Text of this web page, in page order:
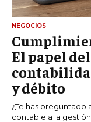
NEGOCIOS
El papel
y débito
¿Te has
contable a la